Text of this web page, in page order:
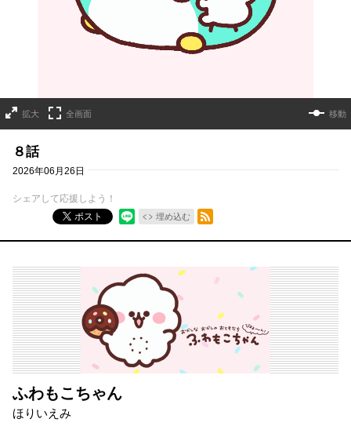
拡大 全画面 移動
８話
2026年06月26日
シェアして応援しよう！
ポスト
埋め込む
RSSフィード
ふわもこちゃん
ほりいえみ